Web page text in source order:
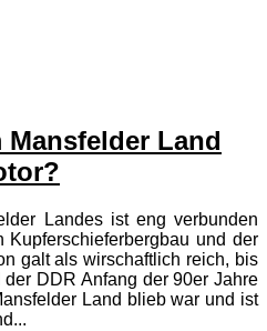
Mansfelder Land
Lan­des ist eng ver­bunden
Kup­fers­chi­efer­berg­bau und der
galt als wirschaftlich reich, bis
DDR Anfang der 90er Jahre
Land blieb war und ist